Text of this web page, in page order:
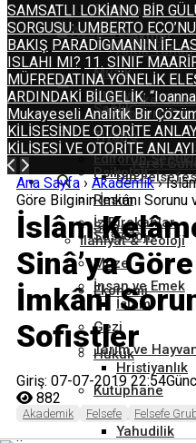
Antik
Modern
Din
İlahiyat & Teoloji
İslam
Hristiyanlık
Yahudilik
Aktüel
Ülke
Yerel
Siyaset
Ekonomi
Hukuk
Sinema
Müzik
Tiyatro
Resim
Müze
Gezi
Kütüphane
Toplum
Sağlık
Psikoloji
Sosyoloji
Acep Özel
Ütopya
Editörün
İz Bırakanlar
İnsan ve Emek
Tarım ve
Listeler
SAMSATLI LOKİANO BİR
SORGUSU: UMBERTO
BAKIŞ PARADİGMANIN
ISLAHI MI? 11. SINIF
MÜFREDATINA YÖNELİK
ARDINDAKİ BİLGELİK:
Mukayeseli Analitik Bir
KİLİSESİNDE OTORİTE
KİLİSESİ VE OTORİTE
Ana Sayfa › Akademik›
Göre Bilginin İmkânı
İslâm
Sinâ’ya
İmkânı
Sofistler
Giriş: 07-07-2019 22:54
882
Akademik Felsefe Felsefe